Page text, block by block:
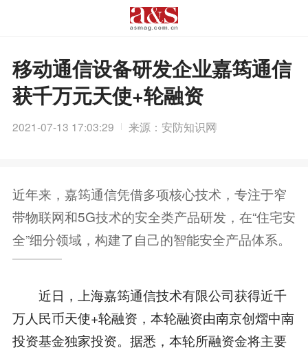
移动通信设备研发企业嘉筠通信
获千万元天使+轮融资
2021-07-13 17:03:29 来源：安防知识网
近年来，嘉筠通信凭借多项核心技术，专注于窄
带物联网和5G技术的安全类产品研发，在“住宅安
全”细分领域，构建了自己的智能安全产品体系。
近日，上海嘉筠通信技术有限公司获得近千
万人民币天使+轮融资，本轮融资由南京创熠中南
投资基金独家投资。据悉，本轮所融资金将主要